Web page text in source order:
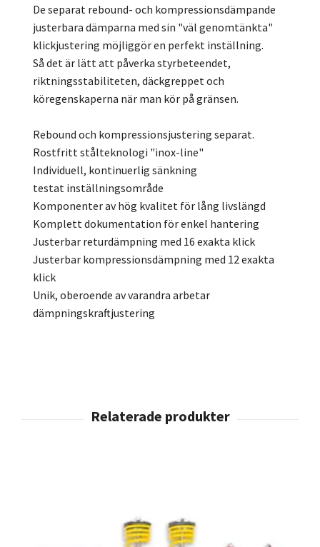
De separat rebound- och kompressionsdämpande
justerbara dämparna med sin "väl genomtänkta"
klickjustering möjliggör en perfekt inställning.
Så det är lätt att påverka styrbeteendet,
riktningsstabiliteten, däckgreppet och
köregenskaperna när man kör på gränsen.
Rebound och kompressionsjustering separat.
Rostfritt stålteknologi "inox-line"
Individuell, kontinuerlig sänkning
testat inställningsområde
Komponenter av hög kvalitet för lång livslängd
Komplett dokumentation för enkel hantering
Justerbar returdämpning med 16 exakta klick
Justerbar kompressionsdämpning med 12 exakta
klick
Unik, oberoende av varandra arbetar
dämpningskraftjustering